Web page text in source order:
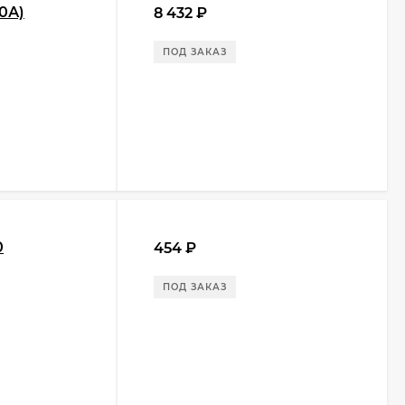
8 432 ₽
ПОД ЗАКАЗ
454 ₽
ПОД ЗАКАЗ